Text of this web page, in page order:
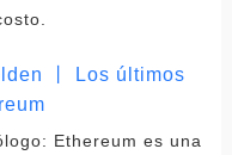
丨 Los últimos
Ethereum es una